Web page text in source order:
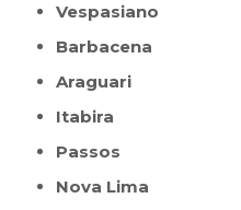
Vespasiano
Barbacena
Araguari
Itabira
Passos
Nova Lima